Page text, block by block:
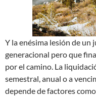
Y la enésima lesión de
generacional pero que
por el camino. La
semestral, anual o a
depende de factores